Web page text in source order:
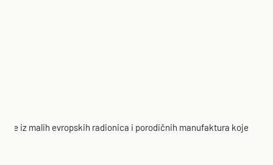
iz malih evropskih radionica i porodičnih manufaktura koje